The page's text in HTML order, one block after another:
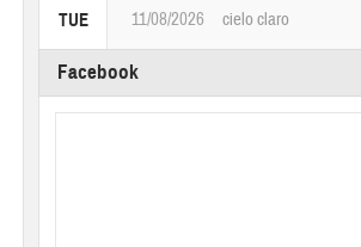
TUE 11/08/2026 cielo claro
Facebook